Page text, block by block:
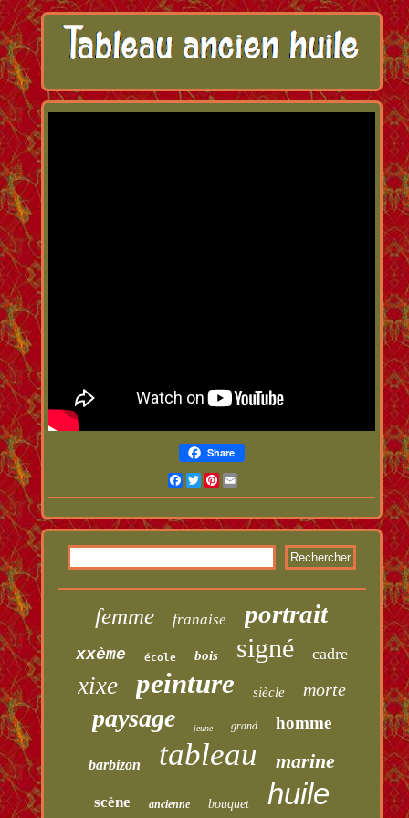
Share
Facebook
TwitterPinterest
femme franaise portrait
xxème école bois signé cadre
xixe peinture siècle morte
paysage jeune grand homme
barbizon tableau marine
scène ancienne bouquet
huile